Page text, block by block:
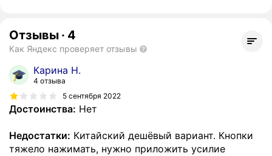
Отзывы · 4
Как Яндекс проверяет отзывы
Карина Н.
4 отзыва
5 сентября 2022
Достоинства: Нет
Недостатки: Китайский дешёвый вариант. Кнопки
тяжело нажимать, нужно приложить усилие